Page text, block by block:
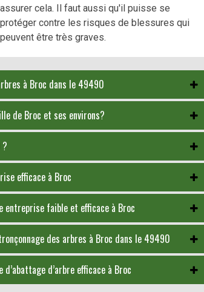
assurer cela. Il faut aussi qu'il puisse se
protéger contre les risques de blessures qui
peuvent être très graves.
à Broc dans le 49490
de Broc et ses environs?
efficace à Broc
entreprise faible et efficace à Broc
des arbres à Broc dans le 49490
d’arbre efficace à Broc